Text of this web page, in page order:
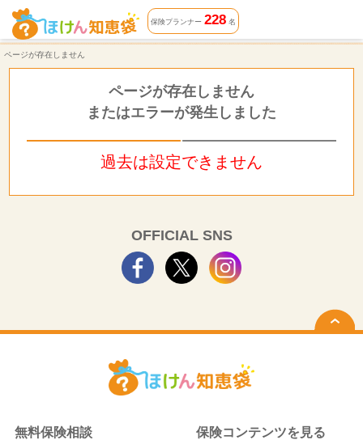
ページが存在しません | ほけん知恵袋
保険プランナー 228名
ページが存在しません
ページが存在しません
またはエラーが発生しました
過去は設定できません
OFFICIAL SNS
無料保険相談 保険コンテンツを見る